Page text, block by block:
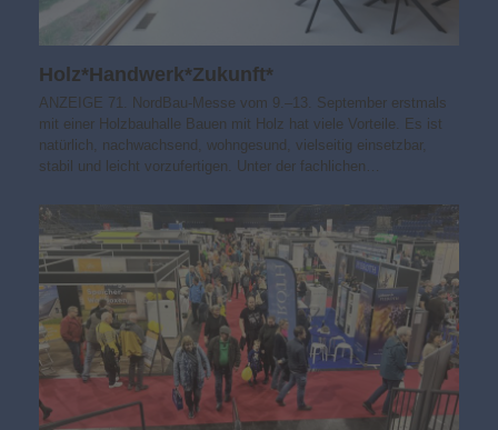
Holz*Handwerk*Zukunft*
ANZEIGE 71. NordBau-Messe vom 9.–13. September erstmals
mit einer Holzbauhalle Bauen mit Holz hat viele Vorteile. Es ist
natürlich, nachwachsend, wohngesund, vielseitig einsetzbar,
stabil und leicht vorzufertigen. Unter der fachlichen…